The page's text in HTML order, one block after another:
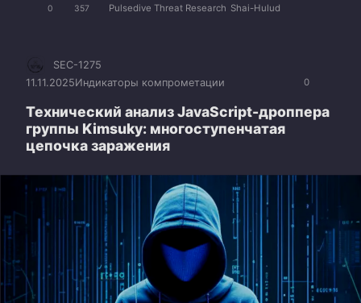
0 357 Pulsedive Threat Research Shai-Hulud
0
SEC-1275
11.11.2025Индикаторы компрометации
Технический анализ JavaScript-дроппера
группы Kimsuky: многоступенчатая
цепочка заражения